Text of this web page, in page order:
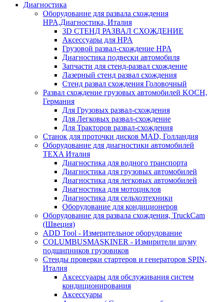
Диагностика
Оборудование для развала схождения
HPA,Диагностика, Италия
3D СТЕНД РАЗВАЛ СХОЖДЕНИЕ
Аксессуары для HPA
Грузовой развал-схождение HPA
Диагностика подвески автомобиля
Запчасти для стенд-развал схождение
Лазерный стенд развал схождения
Стенд развал схождения Головочный
Развал схождение грузовых автомобилей KOCH,
Германия
Для Грузовых развал-схождения
Для Легковых развал-схождение
Для Тракторов развал-схождения
Станок для проточки дисков MAD, Голландия
Оборудование для диагностики автомобилей
TEXA Италия
Диагностика для водного транспорта
Диагностика для грузовых автомобилей
Диагностика для легковых автомобилей
Диагностика для мотоциклов
Диагностика для сельхозтехники
Оборудование для кондиционеров
Оборудование для развала схождения, TruckCam
(Швеция)
ADD Tool - Измерительное оборудование
COLUMBUSMASKINER - Измирители шуму
подшипников грузовиков
Стенды проверки стартеров и генераторов SPIN,
Италия
Аксессуаары для обслуживания систем
кондиционирования
Аксессуары